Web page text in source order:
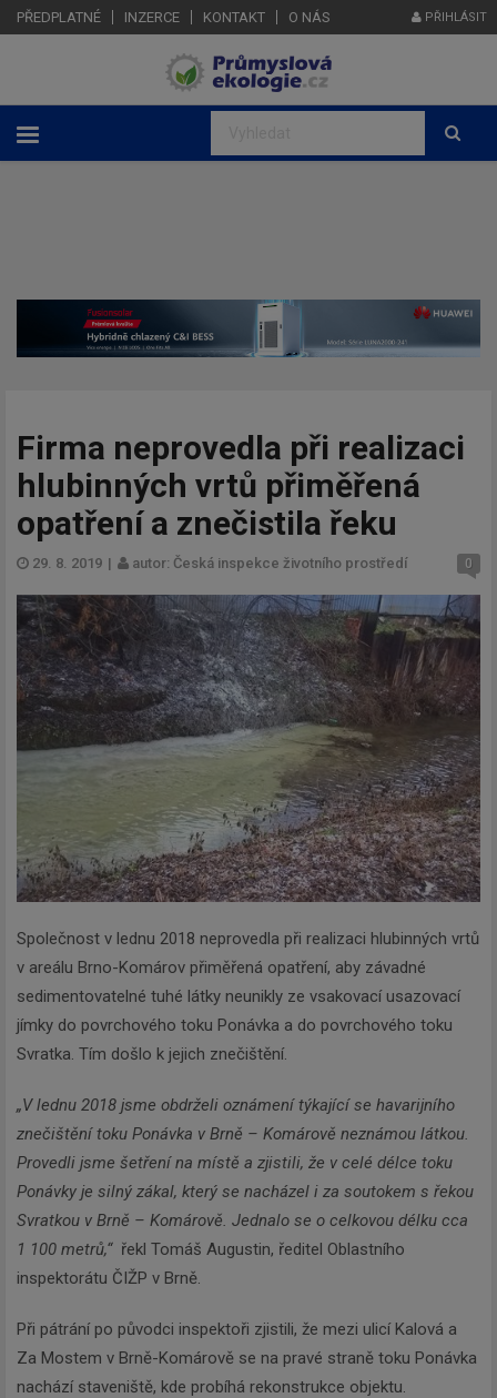
PŘEDPLATNÉ INZERCE KONTAKT O NÁS PŘIHLÁSIT
Firma neprovedla při realizaci
hlubinných vrtů přiměřená
opatření a znečistila řeku
29. 8. 2019 | autor: Česká inspekce životního prostředí 0
Společnost v lednu 2018 neprovedla při realizaci hlubinných vrtů
v areálu Brno-Komárov přiměřená opatření, aby závadné
sedimentovatelné tuhé látky neunikly ze vsakovací usazovací
jímky do povrchového toku Ponávka a do povrchového toku
Svratka. Tím došlo k jejich znečištění.
„V lednu 2018 jsme obdrželi oznámení týkající se havarijního
znečištění toku Ponávka v Brně – Komárově neznámou látkou.
Provedli jsme šetření na místě a zjistili, že v celé délce toku
Ponávky je silný zákal, který se nacházel i za soutokem s řekou
Svratkou v Brně – Komárově. Jednalo se o celkovou délku cca
1 100 metrů,“ řekl Tomáš Augustin, ředitel Oblastního
inspektorátu ČIŽP v Brně.
Při pátrání po původci inspektoři zjistili, že mezi ulicí Kalová a
Za Mostem v Brně-Komárově se na pravé straně toku Ponávka
nachází staveniště, kde probíhá rekonstrukce objektu.